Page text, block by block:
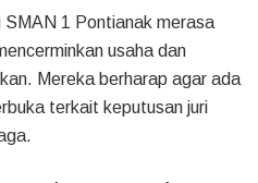
SMAN 1 Pontianak merasa
usaha dan
Mereka berharap agar ada
terkait keputusan juri